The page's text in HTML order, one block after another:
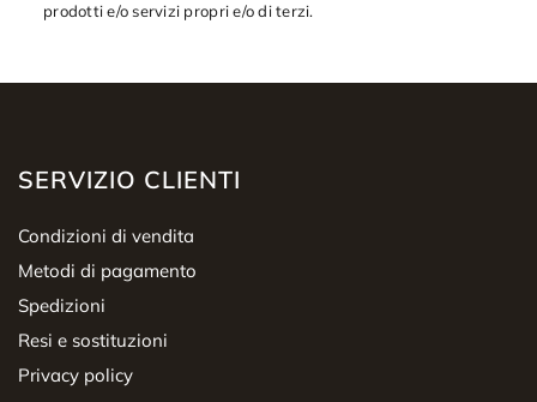
prodotti e/o servizi propri e/o di terzi.
SERVIZIO CLIENTI
Condizioni di vendita
Metodi di pagamento
Spedizioni
Resi e sostituzioni
Privacy policy